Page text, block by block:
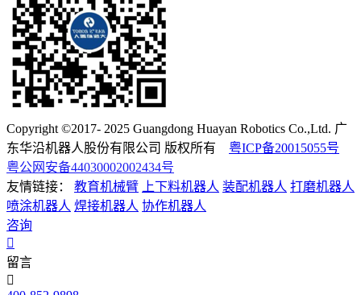
Copyright ©2017- 2025 Guangdong Huayan Robotics Co.,Ltd. 广
东华沿机器人股份有限公司 版权所有 粤ICP备20015055号
粤公网安备44030002002434号
友情链接：
教育机械臂 上下料机器人 装配机器人 打磨机器人
喷涂机器人 焊接机器人 协作机器人
咨询
留言